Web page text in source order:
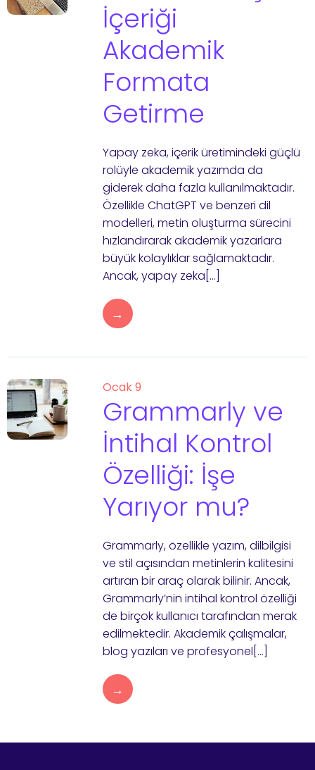
İçeriği
Akademik
Formata
Getirme
Yapay zeka, içerik üretimindeki güçlü
rolüyle akademik yazımda da
giderek daha fazla kullanılmaktadır.
Özellikle ChatGPT ve benzeri dil
modelleri, metin oluşturma sürecini
hızlandırarak akademik yazarlara
büyük kolaylıklar sağlamaktadır.
Ancak, yapay zeka[…]
→
Ocak 9
Grammarly ve
İntihal Kontrol
Özelliği: İşe
Yarıyor mu?
Grammarly, özellikle yazım, dilbilgisi
ve stil açısından metinlerin kalitesini
artıran bir araç olarak bilinir. Ancak,
Grammarly’nin intihal kontrol özelliği
de birçok kullanıcı tarafından merak
edilmektedir. Akademik çalışmalar,
blog yazıları ve profesyonel[…]
→